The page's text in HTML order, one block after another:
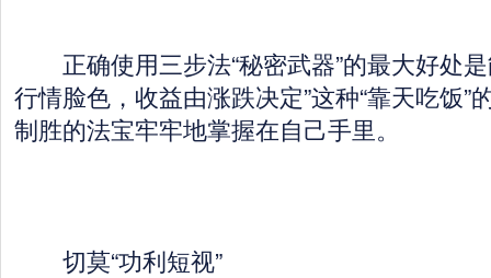
正确使用三步法“秘密武器”的最大好处是
行情脸色，收益由涨跌决定”这种“靠天吃饭”
制胜的法宝牢牢地掌握在自己手里。
切莫“功利短视”